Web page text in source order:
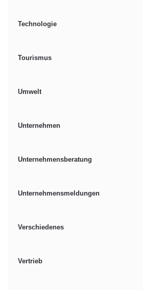
Technologie
Tourismus
Umwelt
Unternehmen
Unternehmensberatung
Unternehmensmeldungen
Verschiedenes
Vertrieb